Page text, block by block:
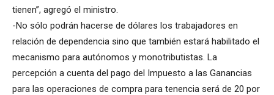
tienen”, agregó el ministro.
-No sólo podrán hacerse de dólares los trabajadores en
relación de dependencia sino que también estará habilitado el
mecanismo para autónomos y monotributistas. La
percepción a cuenta del pago del Impuesto a las Ganancias
para las operaciones de compra para tenencia será de 20 por